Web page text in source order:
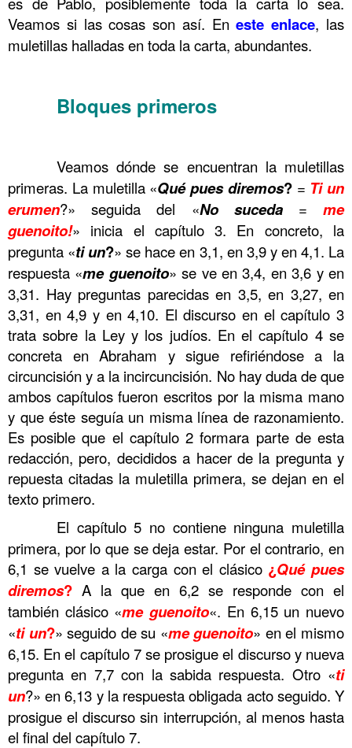
Veamos si las cosas son así. Eneste enlace, las
muletillas halladas en toda la carta, abundantes.
Bloques primeros
Veamos dónde se encuentran la muletillas
primeras. La muletilla «Qué pues diremos?= Ti un
erumen?» seguida del «No suceda=me
guenoito!» inicia el capítulo 3. En concreto, la
pregunta «ti un?» se hace en 3,1, en 3,9 y en 4,1. La
respuesta «me guenoito» se ve en 3,4, en 3,6 y en
3,31. Hay preguntas parecidas en 3,5, en 3,27, en
3,31, en 4,9 y en 4,10. El discurso en el capítulo 3
trata sobre la Ley y los judíos. En el capítulo 4 se
concreta en Abraham y sigue refiriéndose a la
circuncisión y a la incircuncisión. No hay duda de que
ambos capítulos fueron escritos por la misma mano
y que éste seguía un misma línea de razonamiento.
Es posible que el capítulo 2 formara parte de esta
redacción, pero, decididos a hacer de la pregunta y
repuesta citadas la muletilla primera, se dejan en el
texto primero.
El capítulo 5 no contiene ninguna muletilla
primera, por lo que se deja estar. Por el contrario, en
6,1 se vuelve a la carga con el clásico ¿Qué pues
diremos? A la que en 6,2 se responde con el
también clásico «me guenoito«. En 6,15 un nuevo
«ti un?» seguido de su «me guenoito» en el mismo
6,15. En el capítulo 7 se prosigue el discurso y nueva
pregunta en 7,7 con la sabida respuesta. Otro «ti
un?» en 6,13 y la respuesta obligada acto seguido. Y
prosigue el discurso sin interrupción, al menos hasta
el final del capítulo 7.